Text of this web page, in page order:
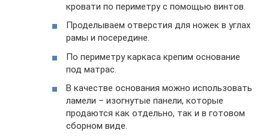
кровати по периметру с помощью винтов.
Проделываем отверстия для ножек в углах
рамы и посередине.
По периметру каркаса крепим основание
под матрас.
В качестве основания можно использовать
ламели – изогнутые панели, которые
продаются как отдельно, так и в готовом
сборном виде.